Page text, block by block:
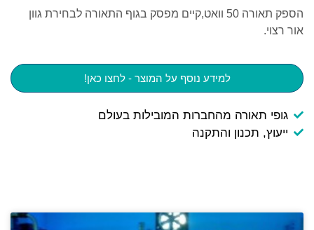
הספק תאורה 50 וואט,קיים מפסק בגוף התאורה לבחירת גוון
אור רצוי.
למידע נוסף על המוצר - לחצו כאן!
גופי תאורה מהחברות המובילות בעולם
ייעוץ, תכנון והתקנה